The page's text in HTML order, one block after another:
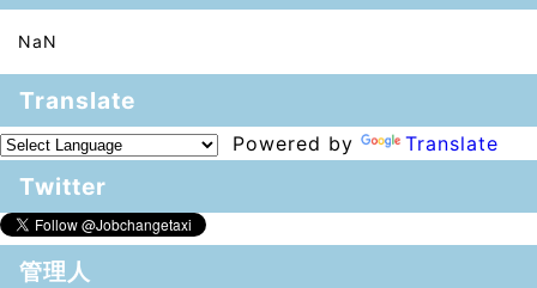
NaN
Translate
Powered by Translate
Twitter
管理人